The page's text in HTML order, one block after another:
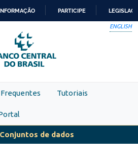
PARA
O
CONTEÚDO
PARTICIPE
ENGLISH
Tutoriais
Conjuntos de dados